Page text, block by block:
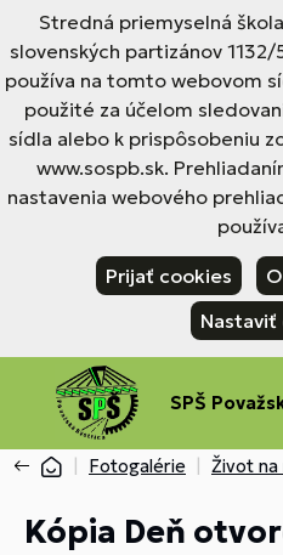
Stredná priemyselná
slovenských partizánov 1132/
používa na tomto webovom
použité za účelom
sídla alebo k prispôsobeniu
www.sospb.sk.
nastavenia webového
Prijať cookies
Nastaviť
SPŠ
Fotogalérie Život na
Kópia Deň